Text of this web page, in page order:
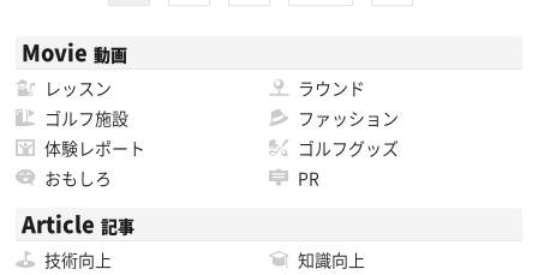
Movie 動画
レッスン
ラウンド
ゴルフ施設
ファッション
体験レポート
ゴルフグッズ
おもしろ
PR
Article 記事
技術向上
知識向上